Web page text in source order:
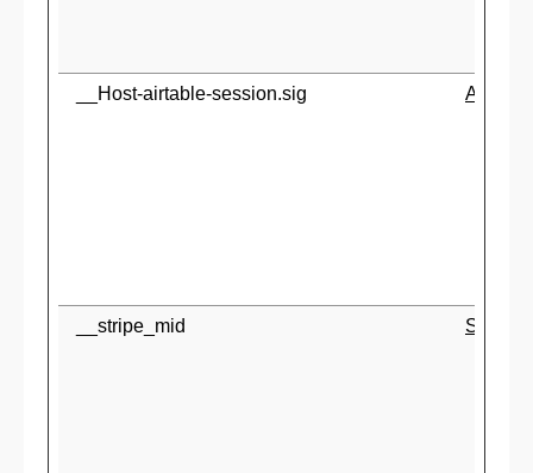
__Host-airtable-session.sig Airtable
__stripe_mid Stripe